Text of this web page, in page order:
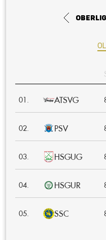
01. ATSVG
02. PSV
03. HSGUG
04. HSGUR
05. SSC